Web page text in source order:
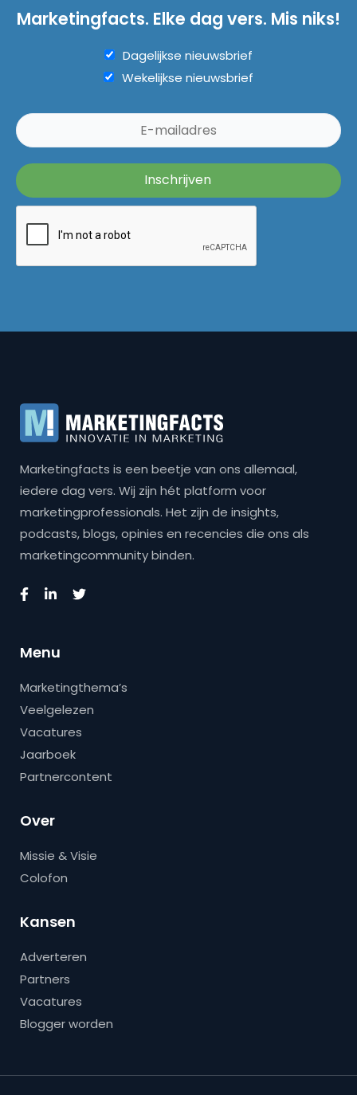
Marketingfacts. Elke dag vers. Mis niks!
Dagelijkse nieuwsbrief
Wekelijkse nieuwsbrief
Marketingfacts is een beetje van ons allemaal,
iedere dag vers. Wij zijn hét platform voor
marketingprofessionals. Het zijn de insights,
podcasts, blogs, opinies en recencies die ons als
marketingcommunity binden.
Menu
Marketingthema’s
Veelgelezen
Vacatures
Jaarboek
Partnercontent
Over
Missie & Visie
Colofon
Kansen
Adverteren
Partners
Vacatures
Blogger worden